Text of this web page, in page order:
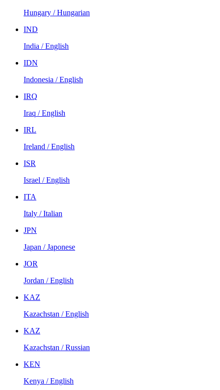
Hungary / Hungarian
IND
India / English
IDN
Indonesia / English
IRQ
Iraq / English
IRL
Ireland / English
ISR
Israel / English
ITA
Italy / Italian
JPN
Japan / Japonese
JOR
Jordan / English
KAZ
Kazachstan / English
KAZ
Kazachstan / Russian
KEN
Kenya / English